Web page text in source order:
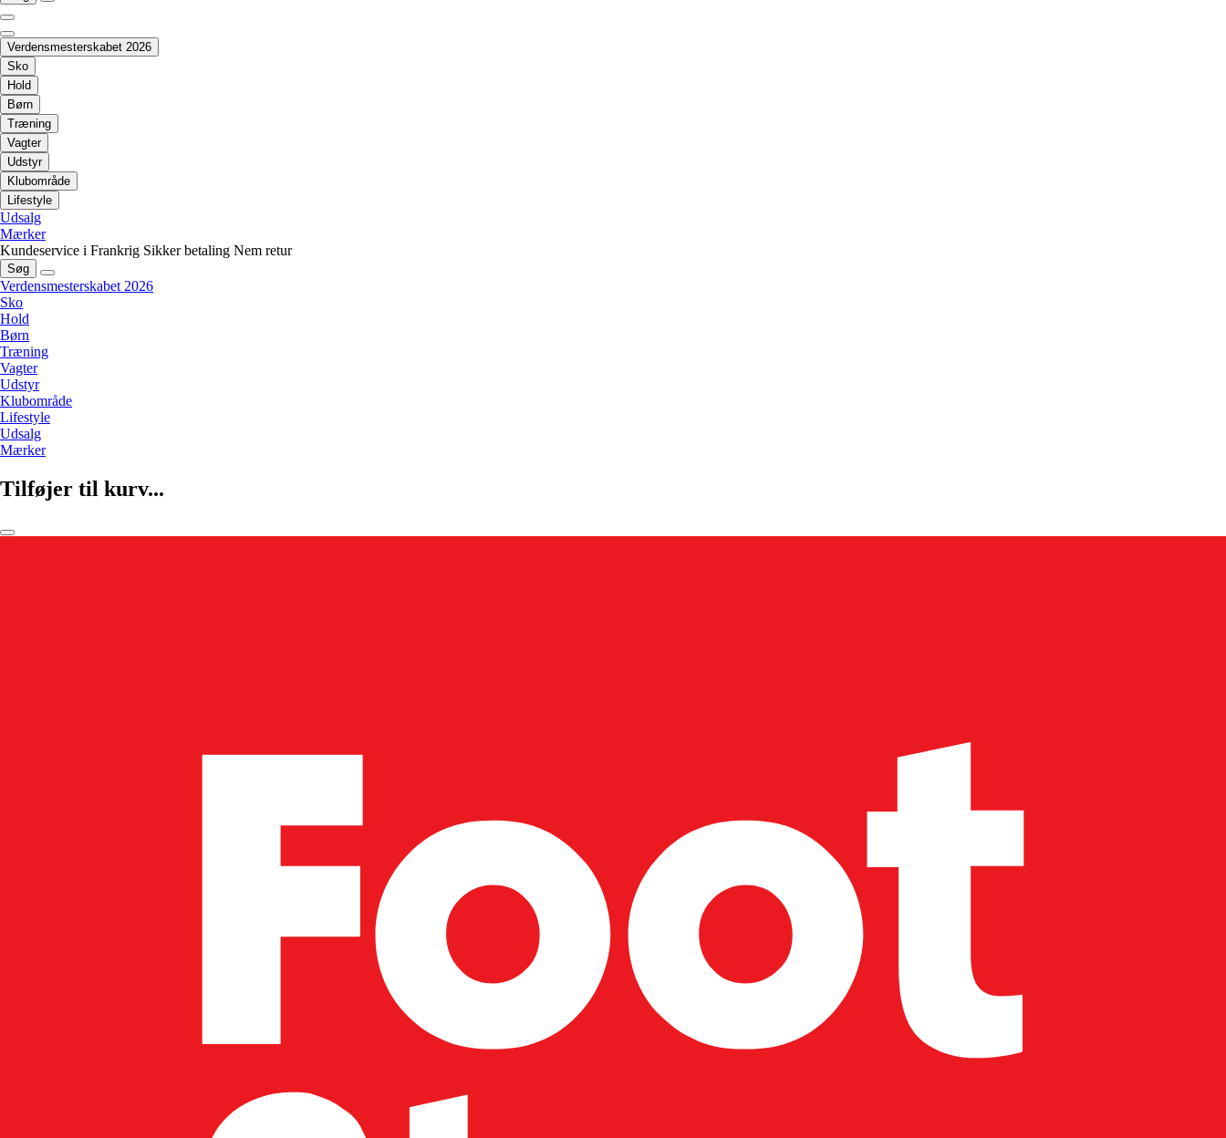
Verdensmesterskabet 2026
Sko
Hold
Børn
Træning
Vagter
Udstyr
Klubområde
Lifestyle
Udsalg
Mærker
Kundeservice i Frankrig Sikker betaling Nem retur
Søg
Verdensmesterskabet 2026
Sko
Hold
Børn
Træning
Vagter
Udstyr
Klubområde
Lifestyle
Udsalg
Mærker
Tilføjer til kurv...